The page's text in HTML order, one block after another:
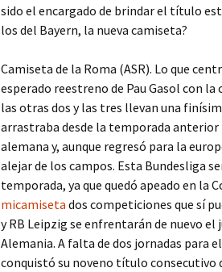
sido el encargado de brindar el título
los del Bayern, la nueva camiseta?
Camiseta de la Roma (ASR). Lo que
esperado reestreno de Pau Gasol con
las otras dos y las tres llevan una
arrastraba desde la temporada
alemana y, aunque regresó para la
alejar de los campos. Esta Bundesliga
temporada, ya que quedó apeado en la
micamiseta dos competiciones que sí
y RB Leipzig se enfrentarán de nuevo el
Alemania. A falta de dos jornadas para
conquistó su noveno título consecutivo